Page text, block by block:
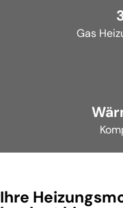
Gas
Ihre